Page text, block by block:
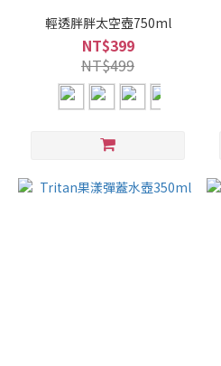
輕透胖胖太空壺750ml
NT$399
NT$499